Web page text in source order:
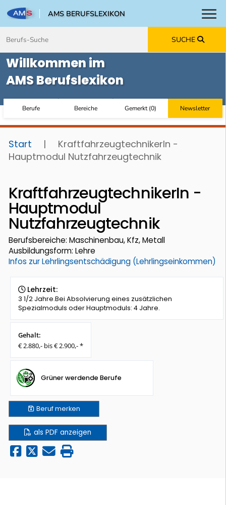
AMS BERUFSLEXIKON
SUCHE
Willkommen im
AMS Berufslexikon
Berufe Bereiche Gemerkt(0) Newsletter
Start |
KraftfahrzeugtechnikerIn -
Hauptmodul Nutzfahrzeugtechnik
KraftfahrzeugtechnikerIn -
Hauptmodul
Nutzfahrzeugtechnik
Berufsbereiche: Maschinenbau, Kfz, Metall
Ausbildungsform: Lehre
Infos zur Lehrlingsentschädigung (Lehrlingseinkommen)
Lehrzeit:
3 1/2 Jahre.Bei Absolvierung eines zusätzlichen
Spezialmoduls oder Hauptmoduls: 4 Jahre.
Gehalt:
€ 2.880,- bis € 2.900,- *
Grüner werdende Berufe
Berufmerken
als PDF anzeigen